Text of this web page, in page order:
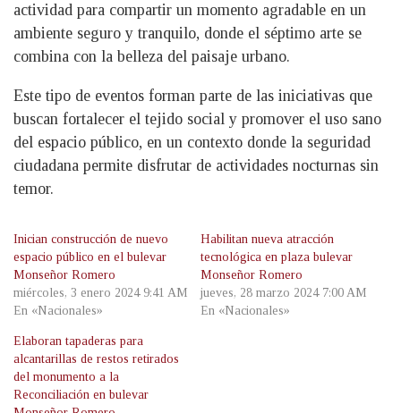
actividad para compartir un momento agradable en un
ambiente seguro y tranquilo, donde el séptimo arte se
combina con la belleza del paisaje urbano.
Este tipo de eventos forman parte de las iniciativas que
buscan fortalecer el tejido social y promover el uso sano
del espacio público, en un contexto donde la seguridad
ciudadana permite disfrutar de actividades nocturnas sin
temor.
Inician construcción de nuevo
espacio público en el bulevar
Monseñor Romero
miércoles, 3 enero 2024 9:41 AM
En «Nacionales»
Habilitan nueva atracción
tecnológica en plaza bulevar
Monseñor Romero
jueves, 28 marzo 2024 7:00 AM
En «Nacionales»
Elaboran tapaderas para
alcantarillas de restos retirados
del monumento a la
Reconciliación en bulevar